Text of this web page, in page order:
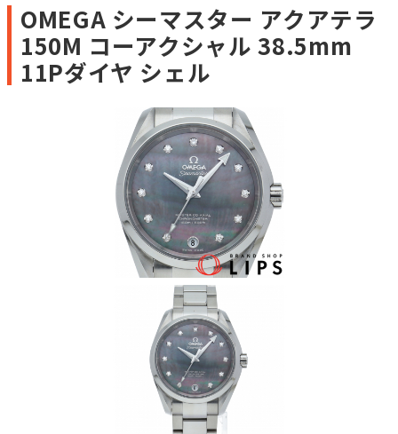
OMEGA シーマスター アクアテラ
150M コーアクシャル 38.5mm
11Pダイヤ シェル